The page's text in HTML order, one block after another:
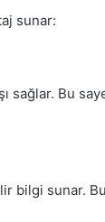
sunar:
sağlar. Bu
bilgi sunar.